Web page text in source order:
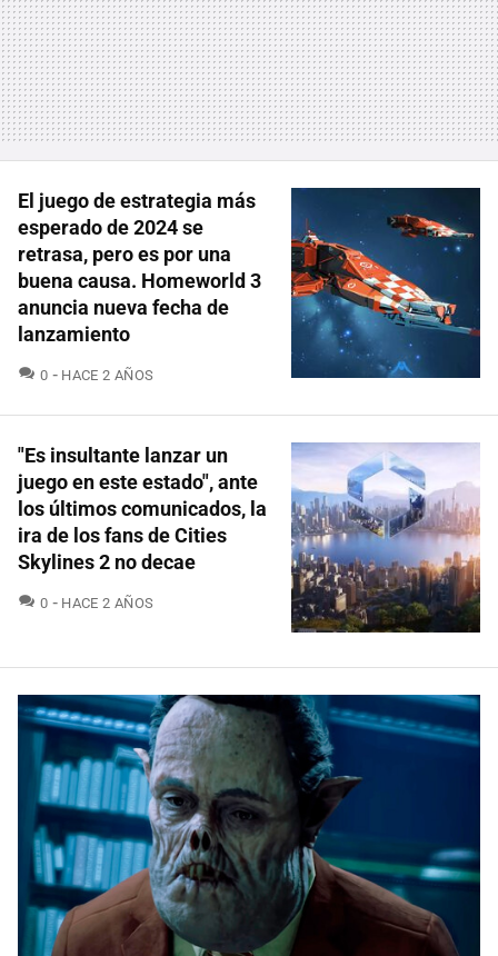
El juego de estrategia más
esperado de 2024 se
retrasa, pero es por una
buena causa. Homeworld 3
anuncia nueva fecha de
lanzamiento
0 COMENTARIOS
HACE 2 AÑOS
"Es insultante lanzar un
juego en este estado", ante
los últimos comunicados, la
ira de los fans de Cities
Skylines 2 no decae
0 COMENTARIOS
HACE 2 AÑOS